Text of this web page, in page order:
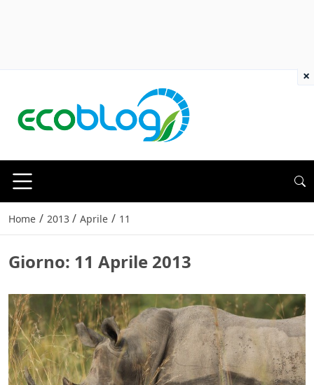
Home / 2013 / Aprile / 11
Giorno: 11 Aprile 2013
×